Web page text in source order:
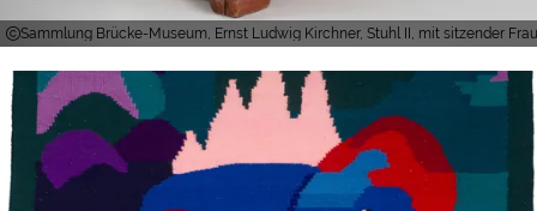
Sammlung Brücke-Museum, Ernst Ludwig Kirchner, Stuhl II, mit sitzender